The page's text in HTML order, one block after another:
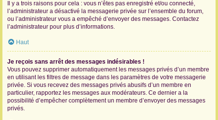
Il y a trois raisons pour cela : vous n’êtes pas enregistré et/ou connecté,
l’administrateur a désactivé la messagerie privée sur l’ensemble du forum,
ou l’administrateur vous a empêché d’envoyer des messages. Contactez
l’administrateur pour plus d’informations.
Haut
Je reçois sans arrêt des messages indésirables !
Vous pouvez supprimer automatiquement les messages privés d’un membre
en utilisant les filtres de message dans les paramètres de votre messagerie
privée. Si vous recevez des messages privés abusifs d’un membre en
particulier, rapportez les messages aux modérateurs. Ce dernier a la
possibilité d’empêcher complètement un membre d’envoyer des messages
privés.